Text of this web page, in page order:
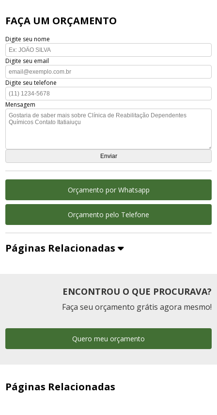
FAÇA UM ORÇAMENTO
Digite seu nome
Digite seu email
Digite seu telefone
Mensagem
Orçamento por Whatsapp
Orçamento pelo Telefone
Páginas Relacionadas
ENCONTROU O QUE PROCURAVA?
Faça seu orçamento grátis agora mesmo!
Quero meu orçamento
Páginas Relacionadas